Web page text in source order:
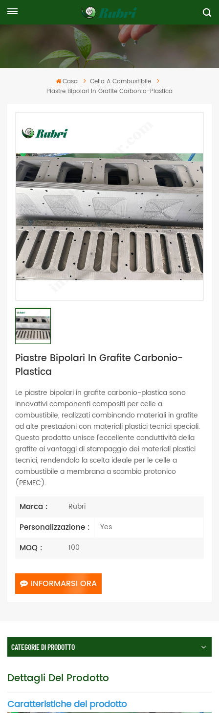
Casa
Cella A Combustibile
Piastre Bipolari In Grafite Carbonio-Plastica
Piastre Bipolari In Grafite Carbonio-
Plastica
Le piastre bipolari in grafite carbonio-plastica sono
innovativi componenti compositi per celle a
combustibile, realizzati combinando materiali in grafite
ad alte prestazioni con materiali plastici tecnici speciali.
Questo prodotto unisce l'eccellente conduttività della
grafite ai vantaggi di stampaggio dei materiali plastici
tecnici, rendendolo la scelta ideale per le celle a
combustibile a membrana a scambio protonico
(PEMFC).
Marca : Rubri
Personalizzazione : Yes
MOQ : 100
INFORMARSI ORA
CATEGORIE DI PRODOTTO
Dettagli Del Prodotto
Caratteristiche del prodotto